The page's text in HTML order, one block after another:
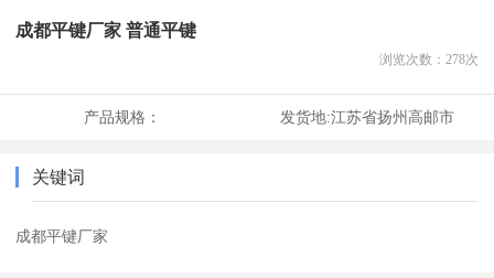
成都平键厂家 普通平键
浏览次数： 278次
产品规格： 发货地:江苏省扬州高邮市
关键词
成都平键厂家